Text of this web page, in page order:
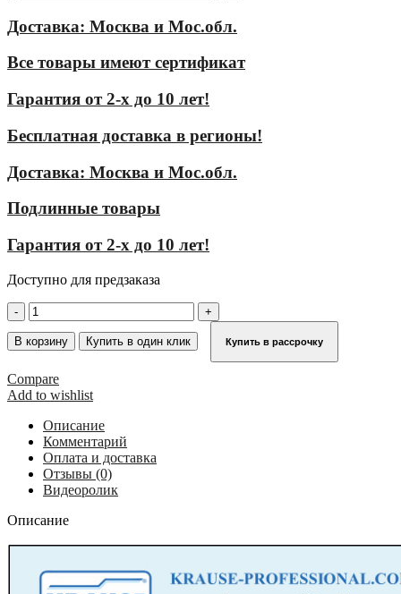
Доставка: Москва и Мос.обл.
Все товары имеют сертификат
Гарантия от 2-х до 10 лет!
Бесплатная доставка в регионы!
Доставка: Москва и Мос.обл.
Подлинные товары
Гарантия от 2-х до 10 лет!
Доступно для предзаказа
Количество
товара
Вышка-
серии
10
KRAUSE
STABILO
6,40
м
731333
В корзину Купить в один клик Купить в рассрочку
Compare
Add to wishlist
Описание
Комментарий
Оплата и доставка
Отзывы (0)
Видеоролик
Описание